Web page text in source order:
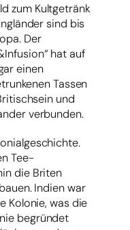
zum Kultgetränk
sind bis
Der
hat auf
einen
Tassen
und
verbunden.
Tee-
die Briten
Indien war
Kolonie, was die
begründet